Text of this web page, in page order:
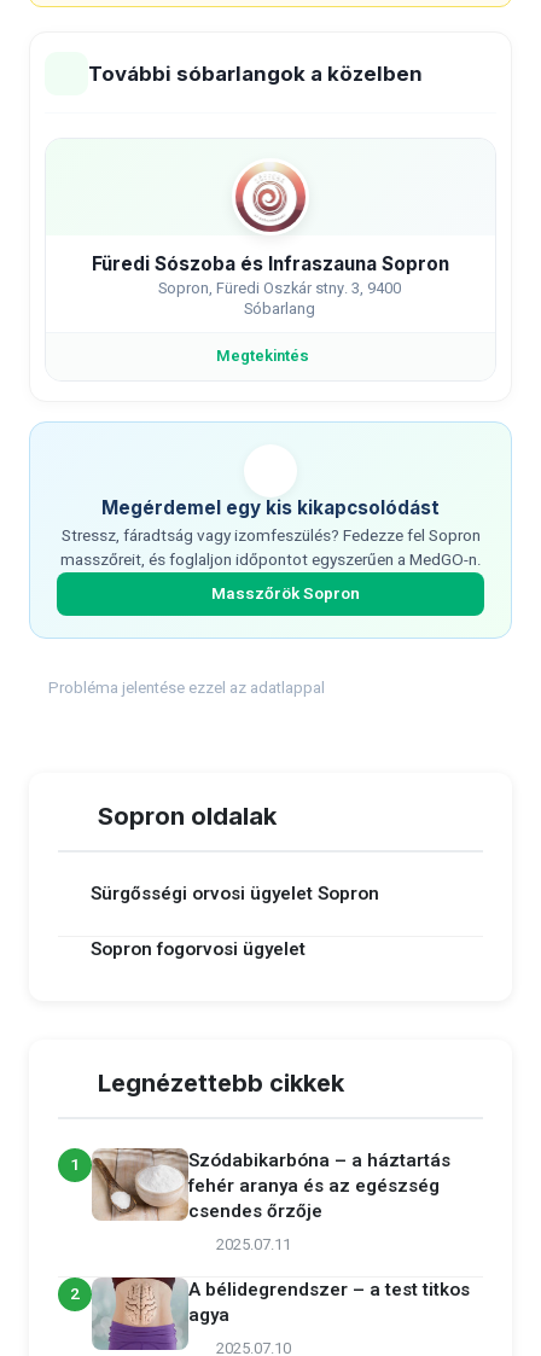
További sóbarlangok a közelben
Füredi Sószoba és Infraszauna Sopron
Sopron, Füredi Oszkár stny. 3, 9400
Sóbarlang
Megtekintés
Megérdemel egy kis kikapcsolódást
Stressz, fáradtság vagy izomfeszülés? Fedezze fel Sopron
masszőreit, és foglaljon időpontot egyszerűen a MedGO-n.
Masszőrök Sopron
Probléma jelentése ezzel az adatlappal
Sopron oldalak
Sürgősségi orvosi ügyelet Sopron
Sopron fogorvosi ügyelet
Legnézettebb cikkek
1
Szódabikarbóna – a háztartás
fehér aranya és az egészség
csendes őrzője
2025.07.11
2
A bélidegrendszer – a test titkos
agya
2025.07.10